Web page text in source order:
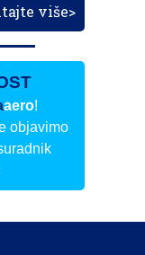
više>
aero!
objavimo